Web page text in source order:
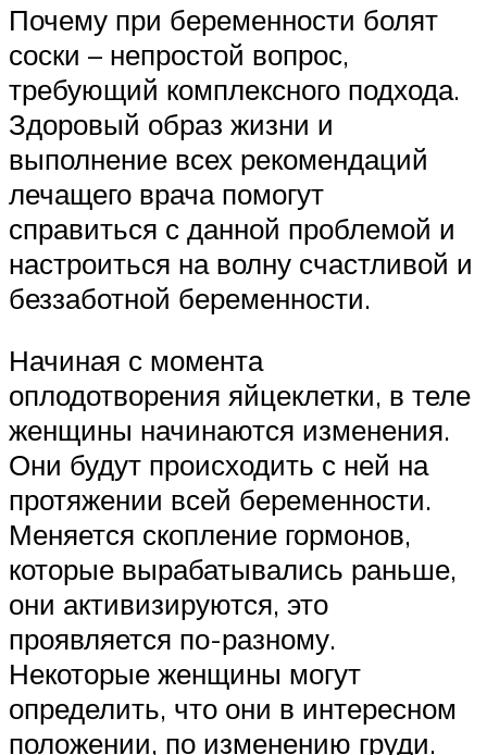
Почему при беременности болят
соски – непростой вопрос,
требующий комплексного подхода.
Здоровый образ жизни и
выполнение всех рекомендаций
лечащего врача помогут
справиться с данной проблемой и
настроиться на волну счастливой и
беззаботной беременности.
Начиная с момента
оплодотворения яйцеклетки, в теле
женщины начинаются изменения.
Они будут происходить с ней на
протяжении всей беременности.
Меняется скопление гормонов,
которые вырабатывались раньше,
они активизируются, это
проявляется по-разному.
Некоторые женщины могут
определить, что они в интересном
положении, по изменению груди.